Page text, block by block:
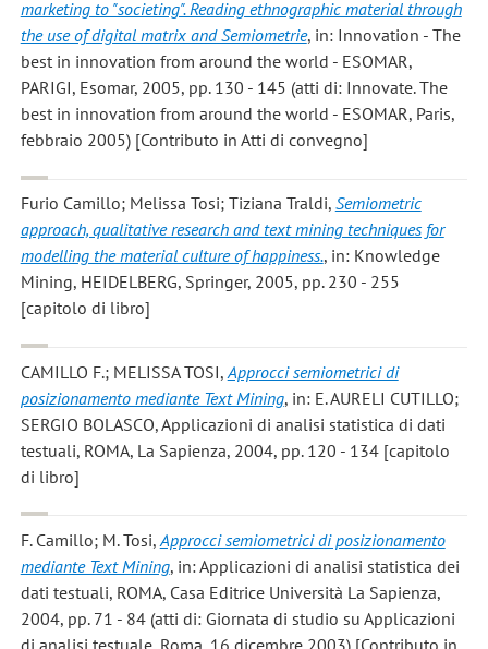
marketing to "societing". Reading ethnographic material through
the use of digital matrix and Semiometrie, in: Innovation - The
best in innovation from around the world - ESOMAR,
PARIGI, Esomar, 2005, pp. 130 - 145 (atti di: Innovate. The
best in innovation from around the world - ESOMAR, Paris,
febbraio 2005) [Contributo in Atti di convegno]
Furio Camillo; Melissa Tosi; Tiziana Traldi, Semiometric
approach, qualitative research and text mining techniques for
modelling the material culture of happiness., in: Knowledge
Mining, HEIDELBERG, Springer, 2005, pp. 230 - 255
[capitolo di libro]
CAMILLO F.; MELISSA TOSI, Approcci semiometrici di
posizionamento mediante Text Mining, in: E. AURELI CUTILLO;
SERGIO BOLASCO, Applicazioni di analisi statistica di dati
testuali, ROMA, La Sapienza, 2004, pp. 120 - 134 [capitolo
di libro]
F. Camillo; M. Tosi, Approcci semiometrici di posizionamento
mediante Text Mining, in: Applicazioni di analisi statistica dei
dati testuali, ROMA, Casa Editrice Università La Sapienza,
2004, pp. 71 - 84 (atti di: Giornata di studio su Applicazioni
di analisi testuale, Roma, 16 dicembre 2003) [Contributo in